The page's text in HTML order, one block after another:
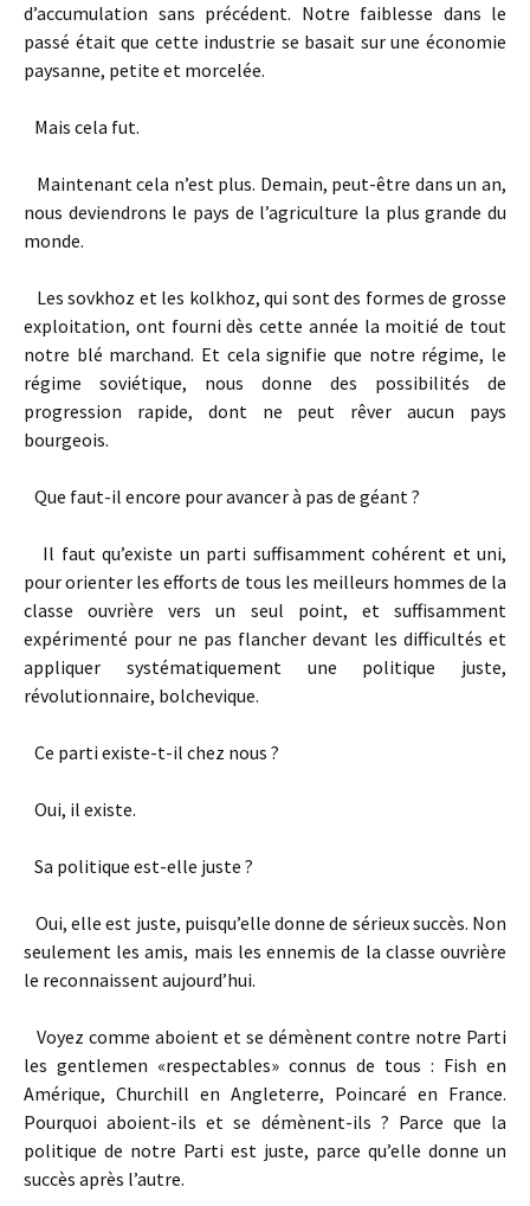
d’accumulation sans précédent. Notre faiblesse dans le
passé était que cette industrie se basait sur une économie
paysanne, petite et morcelée.
Mais cela fut.
Maintenant cela n’est plus. Demain, peut-­être dans un an,
nous deviendrons le pays de l’agriculture la plus grande du
monde.
Les sovkhoz et les kolkhoz, qui sont des formes de grosse
exploitation, ont fourni dès cette année la moitié de tout
notre blé marchand. Et cela signifie que notre régime, le
régime soviétique, nous donne des possibilités de
progression rapide, dont ne peut rêver aucun pays
bourgeois.
Que faut-­il encore pour avancer à pas de géant ?
Il faut qu’existe un parti suffisamment cohérent et uni,
pour orienter les efforts de tous les meilleurs hommes de la
classe ouvrière vers un seul point, et suffisamment
expérimenté pour ne pas flancher devant les difficultés et
appliquer systématiquement une politique juste,
révolutionnaire, bolchevique.
Ce parti existe­-t-­il chez nous ?
Oui, il existe.
Sa politique est-­elle juste ?
Oui, elle est juste, puisqu’elle donne de sérieux succès. Non
seulement les amis, mais les ennemis de la classe ouvrière
le reconnaissent aujourd’hui.
Voyez comme aboient et se démènent contre notre Parti
les gentlemen «respectables» connus de tous : Fish en
Amérique, Churchill en Angleterre, Poincaré en France.
Pourquoi aboient-­ils et se démènent-­ils ? Parce que la
politique de notre Parti est juste, parce qu’elle donne un
succès après l’autre.